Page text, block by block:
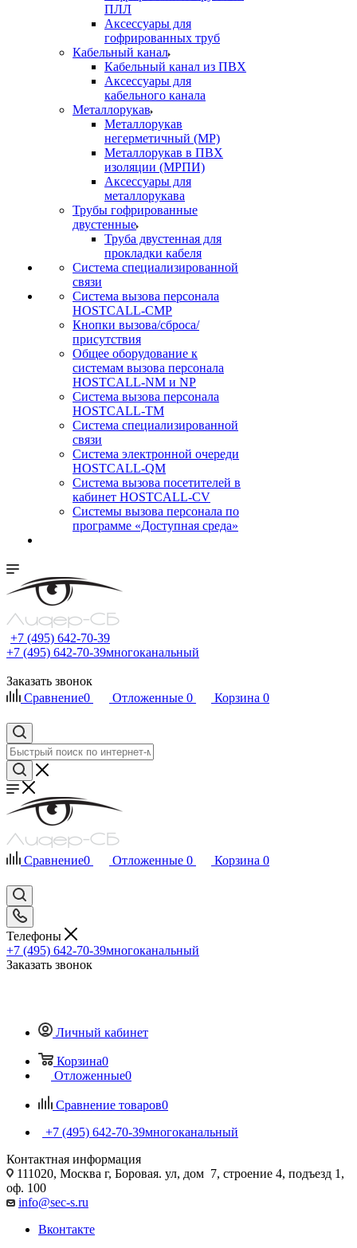
ПЛЛ
Аксессуары для
гофрированных труб
Кабельный канал
Кабельный канал из ПВХ
Аксессуары для
кабельного канала
Металлорукав
Металлорукав
негерметичный (МР)
Металлорукав в ПВХ
изоляции (МРПИ)
Аксессуары для
металлорукава
Трубы гофрированные
двустенные
Труба двустенная для
прокладки кабеля
Система специализированной
связи
Cистема вызова персонала
HOSTCALL-CMP
Кнопки вызова/сброса/
присутствия
Общее оборудование к
системам вызова персонала
HOSTCALL-NM и NP
Система вызова персонала
HOSTCALL-TM
Система специализированной
связи
Система электронной очереди
HOSTCALL-QM
Cистема вызова посетителей в
кабинет HOSTCALL-CV
Системы вызова персонала по
программе «Доступная среда»
+7 (495) 642-70-39
+7 (495) 642-70-39многоканальный
Заказать звонок
Сравнение0 Отложенные 0 Корзина 0
Сравнение0 Отложенные 0 Корзина 0
Телефоны
+7 (495) 642-70-39многоканальный
Заказать звонок
Личный кабинет
Корзина0
Отложенные0
Сравнение товаров0
+7 (495) 642-70-39многоканальный
Контактная информация
111020, Москва г, Боровая. ул, дом 7, строение 4, подъезд 1,
оф. 100
info@sec-s.ru
Вконтакте